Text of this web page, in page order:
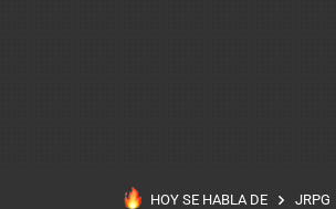
HOY SE HABLA DE JRPG